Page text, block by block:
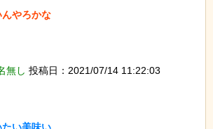
やろかな
無し 投稿日：2021/07/14 11:22:03